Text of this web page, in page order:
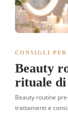
CONSIGLI PER
Beauty
rituale di
Beauty routine
trattamenti e